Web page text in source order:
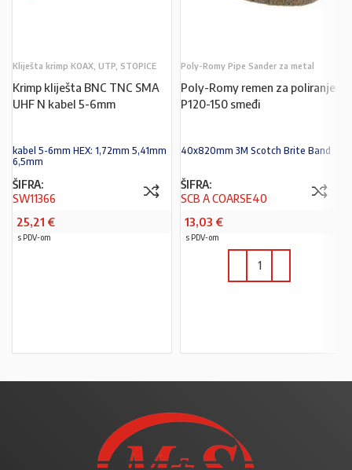
Kliješta krimp KOAX, UTP, STOPICE
Krimp kliješta BNC TNC SMA
UHF N kabel 5-6mm
kabel 5-6mm HEX: 1,72mm 5,41mm
6,5mm
ŠIFRA:
SW11366
25,21 €
s PDV-om
Poly-Romy Pipe Sander za metal
Poly-Romy remen za poliranje
P120-150 smeđi
40x820mm 3M Scotch Brite Band
ŠIFRA:
SCB A COARSE40
13,03 €
s PDV-om